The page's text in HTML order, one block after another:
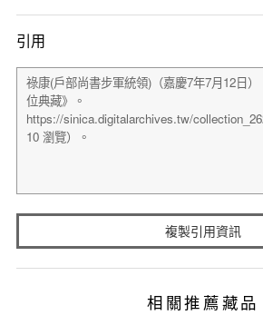
引用
複製引用資訊
相關推薦藏品